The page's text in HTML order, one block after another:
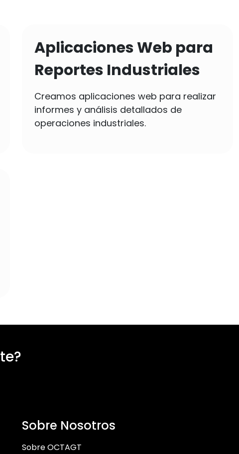
Aplicaciones Web para
Reportes Industriales
Creamos aplicaciones web para realizar
informes y análisis detallados de
operaciones industriales.
Sobre Nosotros
Sobre OCTAGT